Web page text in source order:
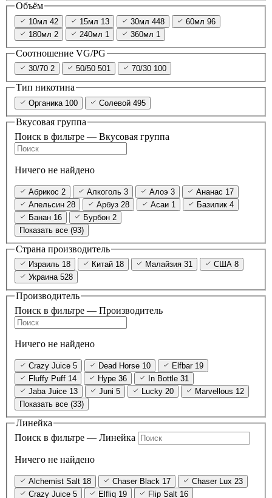
Объём
10мл 42 15мл 13 30мл 448 60мл 96
180мл 2 240мл 1 360мл 1
Соотношение VG/PG
30/70 2 50/50 501 70/30 100
Тип никотина
Органика 100 Солевой 495
Вкусовая группа
Поиск в фильтре — Вкусовая группа
Ничего не найдено
Абрикос 2 Алкоголь 3 Алоэ 3 Ананас 17
Апельсин 28 Арбуз 28 Асаи 1 Базилик 4
Банан 16 Бурбон 2
Показать все (93)
Страна производитель
Израиль 18 Китай 18 Малайзия 31 США 8
Украина 528
Производитель
Поиск в фильтре — Производитель
Ничего не найдено
Crazy Juice 5 Dead Horse 10 Elfbar 19
Fluffy Puff 14 Hype 36 In Bottle 31
Jaba Juice 13 Juni 5 Lucky 20 Marvellous 12
Показать все (33)
Линейка
Поиск в фильтре — Линейка
Ничего не найдено
Alchemist Salt 18 Chaser Black 17 Chaser Lux 23
Crazy Juice 5 Elfliq 19 Flip Salt 16